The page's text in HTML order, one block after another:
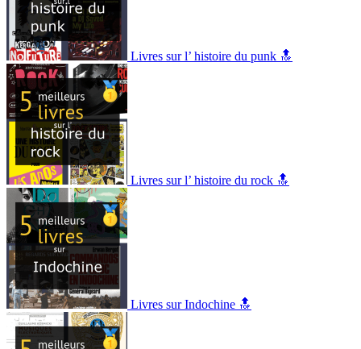
Livres sur l’ histoire du punk 🔝
Livres sur l’ histoire du rock 🔝
Livres sur Indochine 🔝